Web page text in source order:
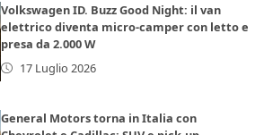
Volkswagen ID. Buzz Good Night: il van
elettrico diventa micro-camper con letto e
presa da 2.000 W
17 Luglio 2026
General Motors torna in Italia con